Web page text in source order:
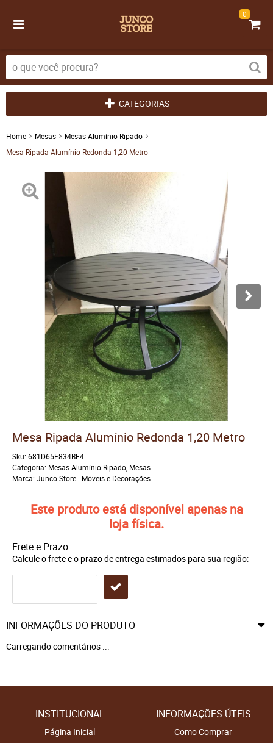
0
CATEGORIAS
Home Mesas
Mesas Alumínio Ripado
Mesa Ripada Alumínio Redonda 1,20 Metro
Mesa Ripada Alumínio Redonda 1,20 Metro
Sku: 681D65F834BF4
Categoria: Mesas Alumínio Ripado Mesas
Marca: Junco Store - Móveis e Decorações
Este produto está disponível apenas na
loja física.
Frete e Prazo
Calcule o frete e o prazo de entrega estimados para sua região:
INFORMAÇÕES DO PRODUTO
Carregando comentários ...
INSTITUCIONAL
Página Inicial
INFORMAÇÕES ÚTEIS
Como Comprar